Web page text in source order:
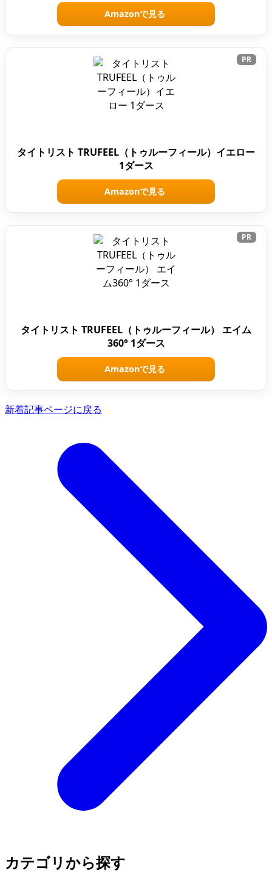
Amazonで見る
PR
タイトリスト TRUFEEL（トゥルーフィール）イエロー
1ダース
Amazonで見る
PR
タイトリスト TRUFEEL（トゥルーフィール） エイム
360° 1ダース
Amazonで見る
新着記事ページに戻る
カテゴリから探す